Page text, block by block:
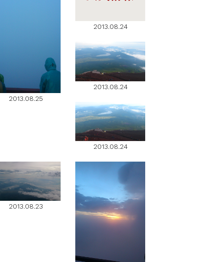
2013.08.25
2013.08.24
2013.08.24
2013.08.24
2013.08.23